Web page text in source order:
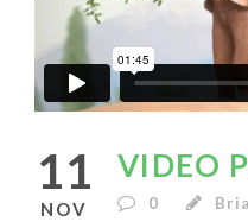
11
NOV
VIDEO
0